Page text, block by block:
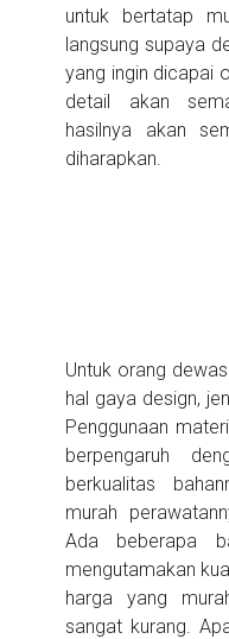
untuk bertatap
langsung supaya
yang ingin dicapai
detail akan
hasilnya akan
diharapkan.
Untuk orang
hal gaya design,
Penggunaan
berpengaruh
berkualitas
murah
Ada beberapa
mengutamakan
harga yang
sangat kurang.